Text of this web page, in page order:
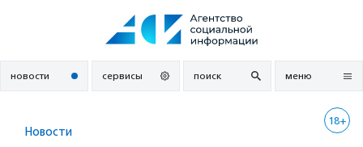
новости сервисы поиск меню
18+
Новости